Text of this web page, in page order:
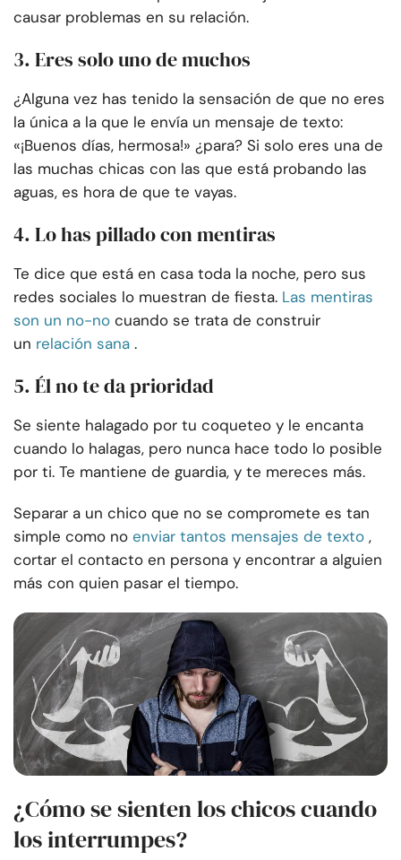
causar problemas en su relación.
3. Eres solo uno de muchos
¿Alguna vez has tenido la sensación de que no eres
la única a la que le envía un mensaje de texto:
«¡Buenos días, hermosa!» ¿para? Si solo eres una de
las muchas chicas con las que está probando las
aguas, es hora de que te vayas.
4. Lo has pillado con mentiras
Te dice que está en casa toda la noche, pero sus
redes sociales lo muestran de fiesta. Las mentiras
son un no-no cuando se trata de construir
un relación sana .
5. Él no te da prioridad
Se siente halagado por tu coqueteo y le encanta
cuando lo halagas, pero nunca hace todo lo posible
por ti. Te mantiene de guardia, y te mereces más.
Separar a un chico que no se compromete es tan
simple como no enviar tantos mensajes de texto ,
cortar el contacto en persona y encontrar a alguien
más con quien pasar el tiempo.
¿Cómo se sienten los chicos cuando
los interrumpes?